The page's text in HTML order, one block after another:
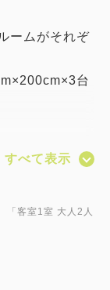
ームがそれぞ
台
（ミートラウ
）
16種類、利
すべて表示
「 客室1室 大人2人